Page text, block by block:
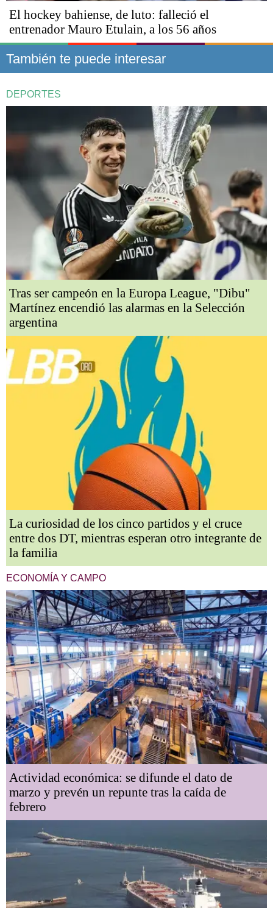
El hockey bahiense, de luto: falleció el
entrenador Mauro Etulain, a los 56 años
También te puede interesar
DEPORTES
Tras ser campeón en la Europa League, "Dibu"
Martínez encendió las alarmas en la Selección
argentina
La curiosidad de los cinco partidos y el cruce
entre dos DT, mientras esperan otro integrante de
la familia
ECONOMÍA Y CAMPO
Actividad económica: se difunde el dato de
marzo y prevén un repunte tras la caída de
febrero